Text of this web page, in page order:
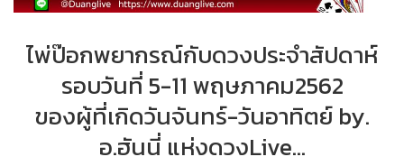
ไพ่ป๊อกพยากรณ์กับดวงประจำสัปดาห์
รอบวันที่ 5-11 พฤษภาคม2562
ของผู้ที่เกิดวันจันทร์-วันอาทิตย์ by.
อ.ฮันนี่ แห่งดวงLive...